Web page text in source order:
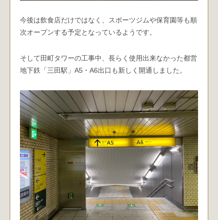
今後は飲食店だけではなく、スポーツジムや保育園等も順
次オープンする予定となっているようです。
そして田町タワーの工事中、長らく使用出来なかった都営
地下鉄「三田駅」A5・A6出口も新しく開通しました。